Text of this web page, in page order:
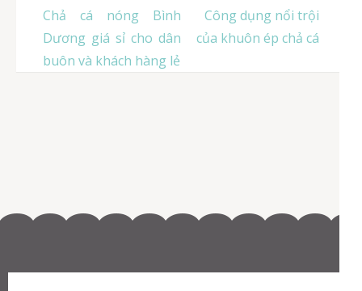
Điều
hướng
bài
Chả cá nóng Bình
Dương giá sỉ cho dân
buôn và khách hàng lẻ
Công dụng nổi trội
của khuôn ép chả cá